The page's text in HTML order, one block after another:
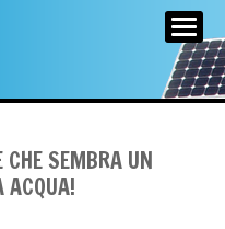
SEMBRA UN
ACQUA!